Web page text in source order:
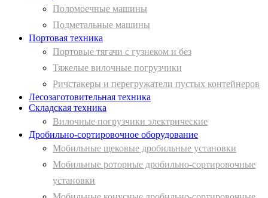
Поломоечные машины
Подметальные машины
Портовая техника
Портовые тягачи с гузнеком и без
Тяжелые вилочные погрузчики
Ричстакеры и перегружатели пустых контейнеров
Лесозаготовительная техника
Складская техника
Вилочные погрузчики электрические
Дробильно-сортировочное оборудование
Мобильные щековые дробильные установки
Мобильные роторные дробильно-сортировочные
установки